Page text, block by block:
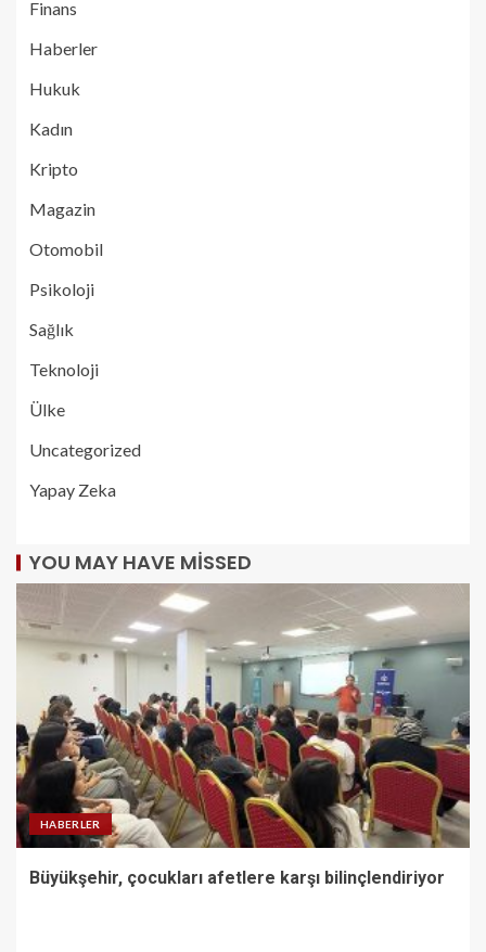
Finans
Haberler
Hukuk
Kadın
Kripto
Magazin
Otomobil
Psikoloji
Sağlık
Teknoloji
Ülke
Uncategorized
Yapay Zeka
YOU MAY HAVE MISSED
HABERLER
Büyükşehir, çocukları afetlere karşı bilinçlendiriyor